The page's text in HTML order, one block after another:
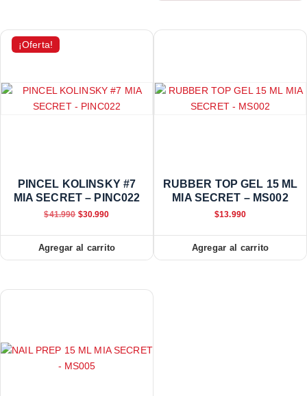
¡Oferta!
PINCEL KOLINSKY #7
MIA SECRET – PINC022
$41.990 $30.990
Agregar al carrito
RUBBER TOP GEL 15 ML
MIA SECRET – MS002
$13.990
Agregar al carrito